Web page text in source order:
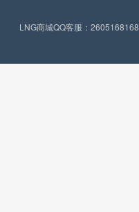
LNG商城QQ客服：2605168168